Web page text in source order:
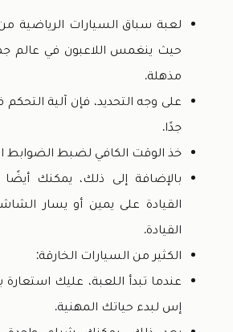
حيث ينغمس اللاعبون في عالم
مذهلة.
على وجه التحديد، فإن آلية
جدًا.
خذ الوقت الكافي لضبط الضوابط
بالإضافة إلى ذلك، يمكنك
القيادة على يمين أو يسار
القيادة.
الكثير من السيارات الخارقة:
إس لبدء حياتك المهنية.